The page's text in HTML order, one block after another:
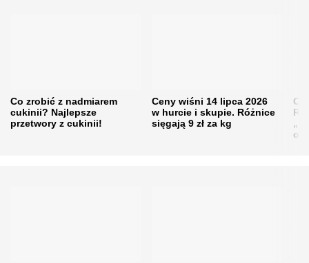
Co zrobić z nadmiarem
cukinii? Najlepsze
przetwory z cukinii!
Ceny wiśni 14 lipca 2026
w hurcie i skupie. Różnice
sięgają 9 zł za kg